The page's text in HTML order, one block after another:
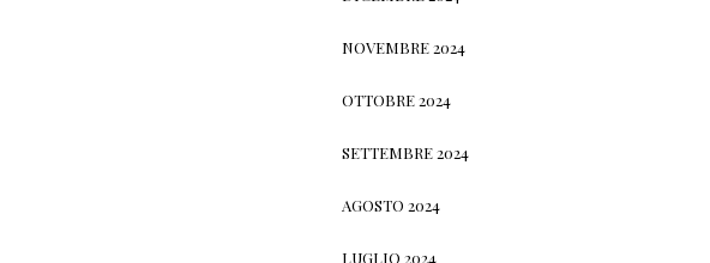
NOVEMBRE 2024
OTTOBRE 2024
SETTEMBRE 2024
AGOSTO 2024
LUGLIO 2024